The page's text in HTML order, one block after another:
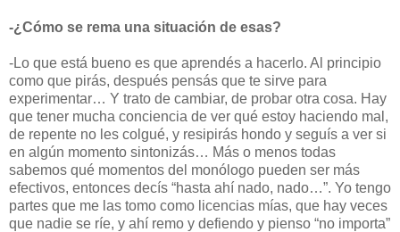
-¿Cómo se rema una situación de esas?
-Lo que está bueno es que aprendés a hacerlo. Al principio
como que pirás, después pensás que te sirve para
experimentar… Y trato de cambiar, de probar otra cosa. Hay
que tener mucha conciencia de ver qué estoy haciendo mal,
de repente no les colgué, y resipirás hondo y seguís a ver si
en algún momento sintonizás… Más o menos todas
sabemos qué momentos del monólogo pueden ser más
efectivos, entonces decís “hasta ahí nado, nado…”. Yo tengo
partes que me las tomo como licencias mías, que hay veces
que nadie se ríe, y ahí remo y defiendo y pienso “no importa”